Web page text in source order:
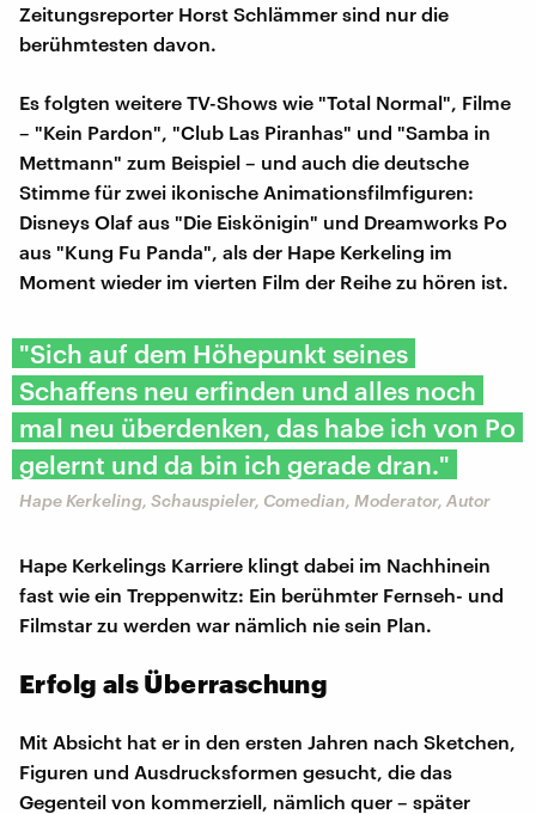
Zeitungsreporter Horst Schlämmer sind nur die
berühmtesten davon.
Es folgten weitere TV-Shows wie "Total Normal", Filme
– "Kein Pardon", "Club Las Piranhas" und "Samba in
Mettmann" zum Beispiel – und auch die deutsche
Stimme für zwei ikonische Animationsfilmfiguren:
Disneys Olaf aus "Die Eiskönigin" und Dreamworks Po
aus "Kung Fu Panda", als der Hape Kerkeling im
Moment wieder im vierten Film der Reihe zu hören ist.
"Sich auf dem Höhepunkt seines
Schaffens neu erfinden und alles noch
mal neu überdenken, das habe ich von Po
gelernt und da bin ich gerade dran."
Hape Kerkeling, Schauspieler, Comedian, Moderator, Autor
Hape Kerkelings Karriere klingt dabei im Nachhinein
fast wie ein Treppenwitz: Ein berühmter Fernseh- und
Filmstar zu werden war nämlich nie sein Plan.
Erfolg als Überraschung
Mit Absicht hat er in den ersten Jahren nach Sketchen,
Figuren und Ausdrucksformen gesucht, die das
Gegenteil von kommerziell, nämlich quer – später